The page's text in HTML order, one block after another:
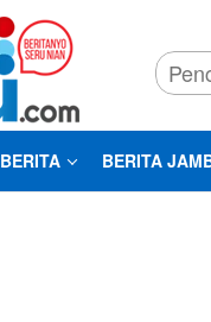
BERITA BERITA